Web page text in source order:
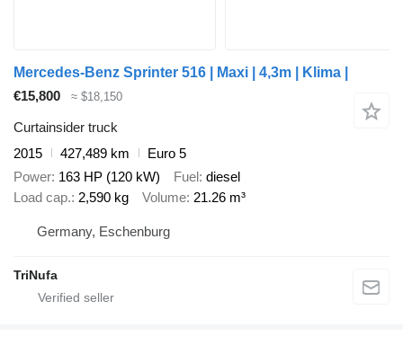
Mercedes-Benz Sprinter 516 | Maxi | 4,3m | Klima |
€15,800
≈ $18,150
Curtainsider truck
2015
427,489 km
Euro 5
Power 163 HP (120 kW) Fuel diesel
Load cap. 2,590 kg Volume 21.26 m³
Germany, Eschenburg
TriNufa